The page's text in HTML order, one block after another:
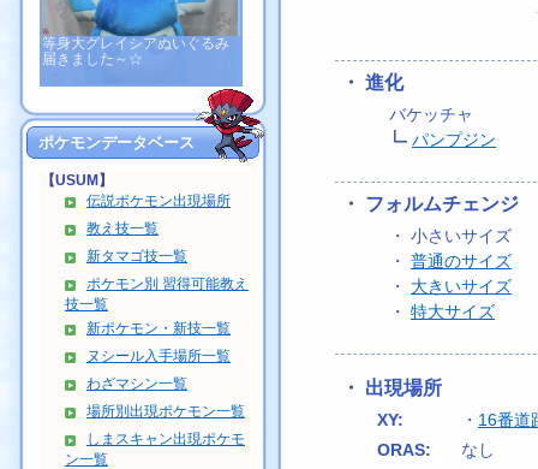
等身大グレイシアぬいぐるみ
届きました～☆
ポケモンデータベース
【USUM】
伝説ポケモン出現場所
教え技一覧
新タマゴ技一覧
ポケモン別 習得可能教え
技一覧
新ポケモン・新技一覧
ヌシール入手場所一覧
わざマシン一覧
場所別出現ポケモン一覧
しまスキャン出現ポケモ
ン一覧
・ 進化
バケッチャ
パンプジン
・ フォルムチェンジ
・ 小さいサイズ
・ 普通のサイズ
・ 大きいサイズ
・ 特大サイズ
・ 出現場所
XY: ・ 16番道
ORAS:
なし